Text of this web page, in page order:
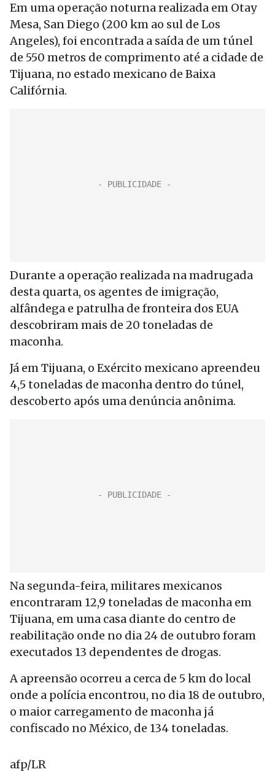
Em uma operação noturna realizada em Otay
Mesa, San Diego (200 km ao sul de Los
Angeles), foi encontrada a saída de um túnel
de 550 metros de comprimento até a cidade de
Tijuana, no estado mexicano de Baixa
Califórnia.
Durante a operação realizada na madrugada
desta quarta, os agentes de imigração,
alfândega e patrulha de fronteira dos EUA
descobriram mais de 20 toneladas de
maconha.
Já em Tijuana, o Exército mexicano apreendeu
4,5 toneladas de maconha dentro do túnel,
descoberto após uma denúncia anônima.
Na segunda-feira, militares mexicanos
encontraram 12,9 toneladas de maconha em
Tijuana, em uma casa diante do centro de
reabilitação onde no dia 24 de outubro foram
executados 13 dependentes de drogas.
A apreensão ocorreu a cerca de 5 km do local
onde a polícia encontrou, no dia 18 de outubro,
o maior carregamento de maconha já
confiscado no México, de 134 toneladas.
afp/LR